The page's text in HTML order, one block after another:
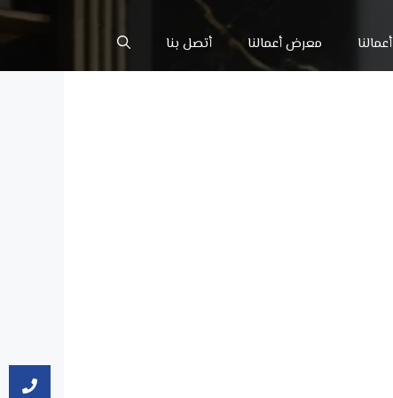
أعمالنا معرض أعمالنا أتصل بنا